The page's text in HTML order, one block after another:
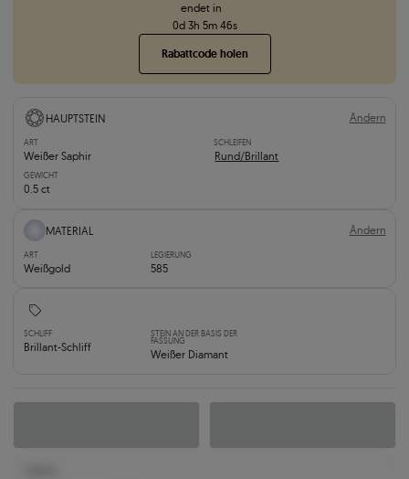
endet in
0d 3h 5m 44s
Rabattcode holen
HAUPTSTEIN Ändern
ART
Weißer Saphir
SCHLEIFEN
Rund/Brillant
GEWICHT
0.5 ct
MATERIAL Ändern
ART
Weißgold
LEGIERUNG
585
SCHLIFF
Brillant-Schliff
STEIN AN DER BASIS DER
FASSUNG
Weißer Diamant